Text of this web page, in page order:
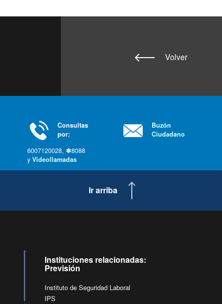
Volver
Consultas
por:
6007120028, ✽8088
y Videollamadas
Buzón
Ciudadano
Ir arriba
Instituciones relacionadas:
Previsión
Instituto de Seguridad Laboral
IPS